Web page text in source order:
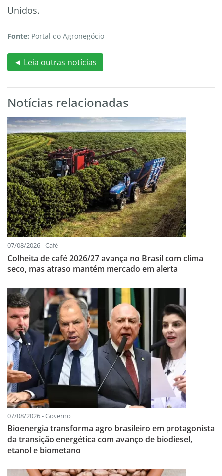
Unidos.
Fonte: Portal do Agronegócio
◄ Leia outras notícias
Notícias relacionadas
07/08/2026 - Café
Colheita de café 2026/27 avança no Brasil com clima
seco, mas atraso mantém mercado em alerta
07/08/2026 - Governo
Bioenergia transforma agro brasileiro em protagonista
da transição energética com avanço de biodiesel,
etanol e biometano